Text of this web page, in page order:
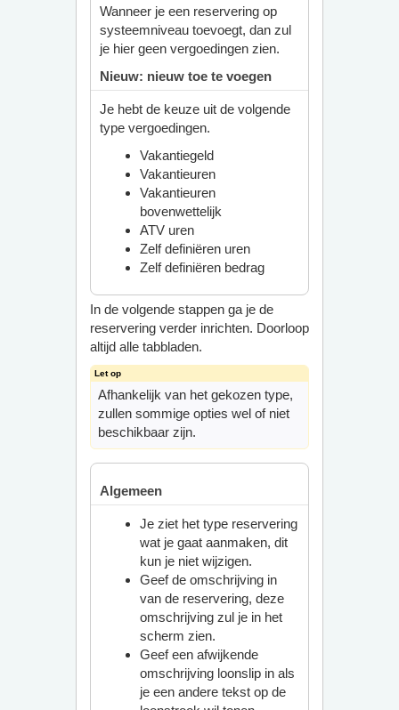
Wanneer je een reservering op
systeemniveau toevoegt, dan zul
je hier geen vergoedingen zien.
Nieuw: nieuw toe te voegen
Je hebt de keuze uit de volgende
type vergoedingen.
Vakantiegeld
Vakantieuren
Vakantieuren
bovenwettelijk
ATV uren
Zelf definiëren uren
Zelf definiëren bedrag
In de volgende stappen ga je de
reservering verder inrichten. Doorloop
altijd alle tabbladen.
Afhankelijk van het gekozen type,
zullen sommige opties wel of niet
beschikbaar zijn.
Algemeen
Je ziet het type reservering
wat je gaat aanmaken, dit
kun je niet wijzigen.
Geef de omschrijving in
van de reservering, deze
omschrijving zul je in het
scherm zien.
Geef een afwijkende
omschrijving loonslip in als
je een andere tekst op de